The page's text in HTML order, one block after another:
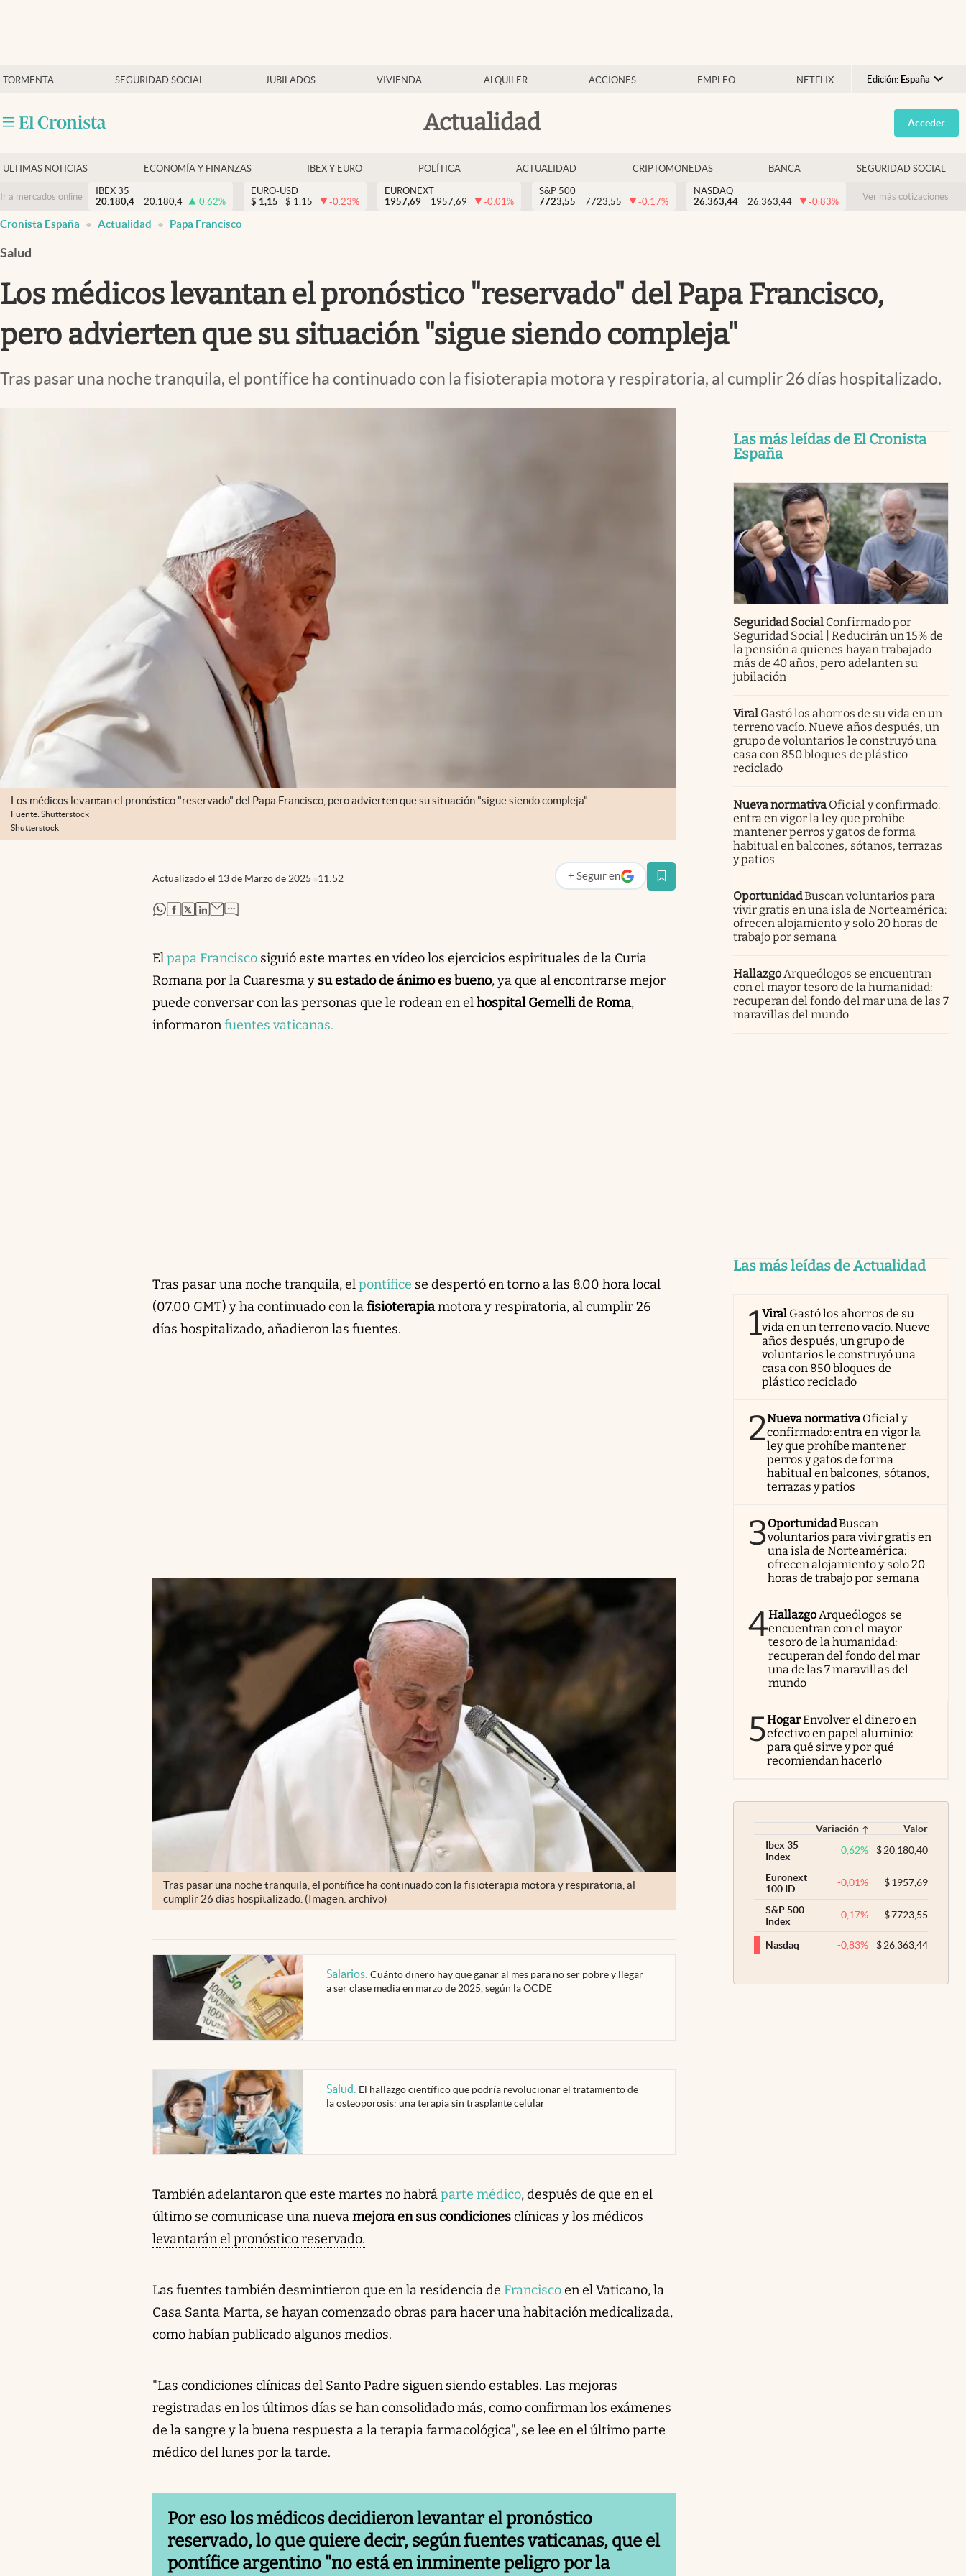
TORMENTA SEGURIDAD SOCIAL JUBILADOS VIVIENDA ALQUILER ACCIONES EMPLEO NETFLIX Edición: España
Argentina
España
USA
Colombia
Actualidad
Economía y finanzas
Criptomonedas
Acceder
ULTIMAS NOTICIAS ECONOMÍA Y FINANZAS IBEX Y EURO POLÍTICA ACTUALIDAD CRIPTOMONEDAS BANCA SEGURIDAD SOCIAL
Ir a mercados online
IBEX 35
20.180,4
20.180,4 0.62%
EURO-USD
$ 1,15 $ 1,15 -0.23%
EURONEXT
1957,69
1957,69 -0.01%
S&P 500
7723,55
7723,55 -0.17%
NASDAQ
26.363,44
26.363,44 -0.83% Ver más cotizaciones
Cronista España Actualidad Papa Francisco
Salud
Los médicos levantan el pronóstico "reservado" del Papa Francisco,
pero advierten que su situación "sigue siendo compleja"
Tras pasar una noche tranquila, el pontífice ha continuado con la fisioterapia motora y respiratoria, al cumplir 26 días hospitalizado.
Los médicos levantan el pronóstico "reservado" del Papa Francisco, pero advierten que su situación "sigue siendo compleja".
Fuente: Shutterstock
Shutterstock
Actualizado el 13 de Marzo de 2025 11:52 + Seguir en
abre en nueva pestaña
abre en nueva pestaña
abre en nueva pestaña
abre en nueva pestaña
abre en nueva pestaña
Elpapa Francisco siguió este martes en vídeo los ejercicios espirituales de la Curia
Romana por la Cuaresma y su estado de ánimo es bueno, ya que al encontrarse mejor
puede conversar con las personas que le rodean en elhospital Gemelli de Roma,
informaronfuentes vaticanas.
Tras pasar una noche tranquila, elpontífice se despertó en torno a las 8.00 hora local
(07.00 GMT) y ha continuado con lafisioterapiamotora y respiratoria, al cumplir 26
días hospitalizado, añadieron las fuentes.
Tras pasar una noche tranquila, el pontífice ha continuado con la fisioterapia motora y respiratoria, al
cumplir 26 días hospitalizado. (Imagen: archivo)
Salarios. Cuánto dinero hay que ganar al mes para no ser pobre y llegar
a ser clase media en marzo de 2025, según la OCDE
abre en nueva pestaña
Salud. El hallazgo científico que podría revolucionar el tratamiento de
la osteoporosis: una terapia sin trasplante celular
abre en nueva pestaña
También adelantaron que este martes no habráparte médico, después de que en el
último se comunicase unanuevamejora en sus condicionesclínicas y los médicos
levantarán el pronóstico reservado.
Las fuentes también desmintieron que en la residencia de Franciscoen el Vaticano, la
Casa Santa Marta, se hayan comenzado obras para hacer una habitación medicalizada,
como habían publicado algunos medios.
"Las condiciones clínicas del Santo Padre siguen siendo estables. Las mejoras
registradas en los últimos días se han consolidado más, como confirman los exámenes
de la sangre y la buena respuesta a la terapia farmacológica", se lee en el último parte
médico del lunes por la tarde.
Por eso los médicos decidieron levantar el pronóstico
reservado, lo que quiere decir, según fuentes vaticanas, que el
pontífice argentino "no está en inminente peligro por la
Las más leídas de El Cronista
España
Seguridad Social Confirmado por
Seguridad Social | Reducirán un 15% de
la pensión a quienes hayan trabajado
más de 40 años, pero adelanten su
jubilación
Viral Gastó los ahorros de su vida en un
terreno vacío. Nueve años después, un
grupo de voluntarios le construyó una
casa con 850 bloques de plástico
reciclado
Nueva normativa Oficial y confirmado:
entra en vigor la ley que prohíbe
mantener perros y gatos de forma
habitual en balcones, sótanos, terrazas
y patios
OportunidadBuscan voluntarios para
vivir gratis en una isla de Norteamérica:
ofrecen alojamiento y solo 20 horas de
trabajo por semana
HallazgoArqueólogos se encuentran
con el mayor tesoro de la humanidad:
recuperan del fondo del mar una de las 7
maravillas del mundo
Las más leídas de Actualidad
1Viral Gastó los ahorros de su
vida en un terreno vacío. Nueve
años después, un grupo de
voluntarios le construyó una
casa con 850 bloques de
plástico reciclado
2Nueva normativa Oficial y
confirmado: entra en vigor la
ley que prohíbe mantener
perros y gatos de forma
habitual en balcones, sótanos,
terrazas y patios
3OportunidadBuscan
voluntarios para vivir gratis en
una isla de Norteamérica:
ofrecen alojamiento y solo 20
horas de trabajo por semana
4HallazgoArqueólogos se
encuentran con el mayor
tesoro de la humanidad:
recuperan del fondo del mar
una de las 7 maravillas del
mundo
5HogarEnvolver el dinero en
efectivo en papel aluminio:
para qué sirve y por qué
recomiendan hacerlo
Variación
Valor
Ibex 35
Index
0,62% $20.180,40
Euronext
100 ID
-0,01% $1957,69
S&P 500
Index
-0,17% $7723,55
Nasdaq -0,83% $26.363,44